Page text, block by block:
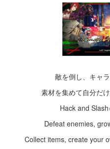
敵を倒し、キャ
素材を集めて自分だ
Hack and
Defeat enemies,
Collect items, create your